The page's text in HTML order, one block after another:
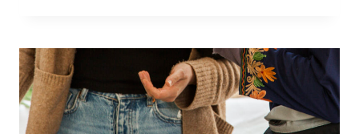
2026